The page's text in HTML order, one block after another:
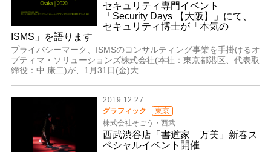
セキュリティ専門イベント
「Security Days 【大阪】」にて、
セキュリティ博士が「本気の
ISMS」を語ります
プライバシーマーク、ISMSのコンサルティング事業を手掛けるオ
プティマ・ソリューションズ株式会社(本社：東京都港区、代表取
締役：中 康二)が、1月31日(金)大
2019.12.27
グラフィック
東京
株式会社そごう・西武
西武渋谷店「書道家 万美」新春ス
ペシャルイベント開催